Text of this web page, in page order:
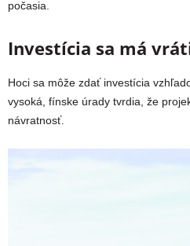
počasia.
Investícia sa má
Hoci sa môže zdať investícia
vysoká, fínske úrady tvrdia, že
návratnosť.